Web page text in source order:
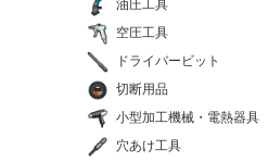
油圧工具
空圧工具
ドライバービット
切断用品
小型加工機械・電熱器具
穴あけ工具